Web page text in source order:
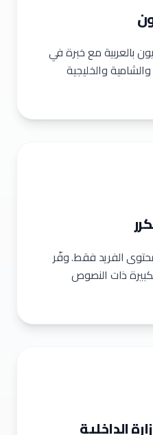
بالعربية مع خبرة في
والخليجية
الفريد فقط. وفّر
الكبيرة ذات النصوص